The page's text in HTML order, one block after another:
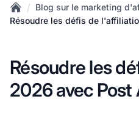
Home
/ Blog sur le marketing
Résoudre les défis de
Résoudre les
2026 avec Post